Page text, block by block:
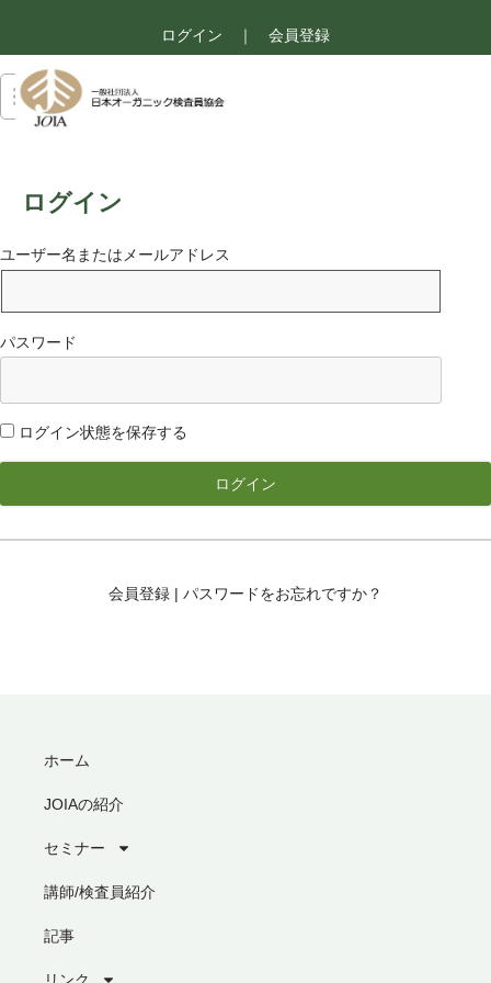
ログイン ｜ 会員登録
ログイン
ユーザー名またはメールアドレス
パスワード
ログイン状態を保存する
会員登録 | パスワードをお忘れですか？
ホーム
JOIAの紹介
セミナー
講師/検査員紹介
記事